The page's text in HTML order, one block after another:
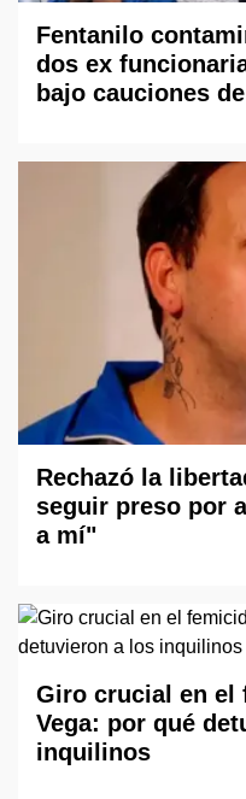
Fentanilo
dos ex
bajo cauciones
Rechazó la
seguir preso por
a mí"
Giro crucial en el
Vega: por qué
inquilinos